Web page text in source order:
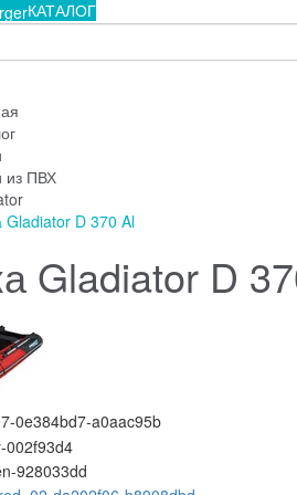
КАТАЛОГ
из ПВХ
Gladiator D 370 Al
Gladiator D